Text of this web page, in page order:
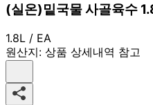
(실온)밑국물 사골육수
1.8L / EA
원산지: 상품 상세내역 참고